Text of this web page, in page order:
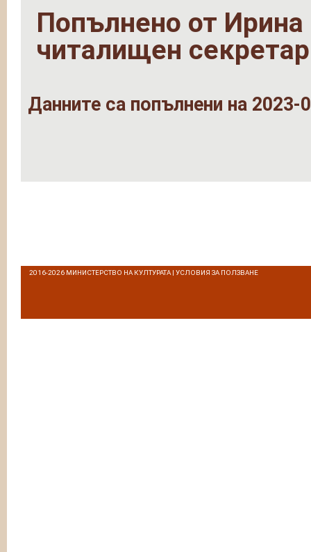
Попълнено от Ирина
читалищен секретар
Данните са попълнени на 2023-
2016-2026 МИНИСТЕРСТВО НА КУЛТУРАТА | УСЛОВИЯ ЗА ПОЛЗВАНЕ